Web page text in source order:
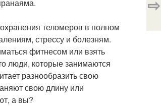
теломеров в полном
стрессу и болезням.
фитнесом или взять
люди, которые занимаются
разнообразить свою
свою длину или
а вы?
⇨